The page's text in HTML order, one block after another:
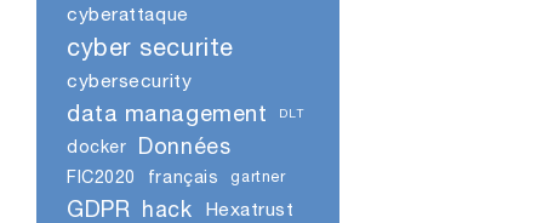
cyberattaque
cyber securite
cybersecurity
data management DLT
docker Données
FIC2020 français gartner
GDPR hack Hexatrust